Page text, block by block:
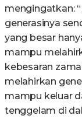
mengingatkan:
generasinya
yang besar
mampu
kebesaran
melahirkan
mampu keluar
tenggelam di